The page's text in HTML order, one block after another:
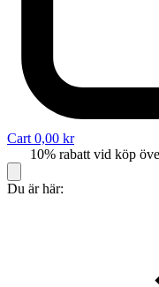
Cart 0,00 kr
10% rabatt vid köp
Du är här: